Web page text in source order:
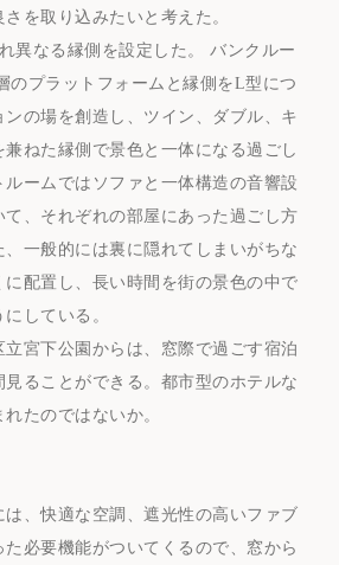
を取り込みたいと考えた。
異なる縁側を設定した。 バンクルー
のプラットフォームと縁側をL型につ
の場を創造し、ツイン、ダブル、キ
ねた縁側で景色と一体になる過ごし
ームではソファと一体構造の音響設
、それぞれの部屋にあった過ごし方
一般的には裏に隠れてしまいがちな
配置し、長い時間を街の景色の中で
している。
立宮下公園からは、窓際で過ごす宿泊
ることができる。都市型のホテルな
たのではないか。
、快適な空調、遮光性の高いファブ
た必要機能がついてくるので、窓から